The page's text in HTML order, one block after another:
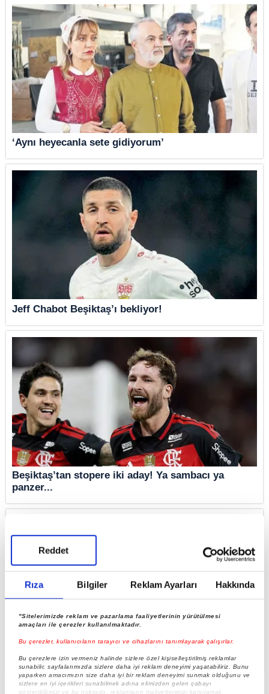
Rıza Bilgiler Reklam Ayarları Hakkında
"Sitelerimizde reklam ve pazarlama faaliyetlerinin yürütülmesi
amaçları ile çerezler kullanılmaktadır.
Bu çerezler, kullanıcıların tarayıcı ve cihazlarını tanımlayarak çalışırlar.
Bu çerezlere izin vermeniz halinde sizlere özel kişiselleştirilmiş reklamlar
sunabilir, sayfalarımızda sizlere daha iyi reklam deneyimi yaşatabiliriz. Bunu
yaparken amacımızın size daha iyi bir reklam deneyimi sunmak olduğunu ve
sizlere en iyi içerikleri sunabilmek adına elimizden gelen çabayı
gösterdiğimizi ve bu noktada, reklamların maliyetlerimizi karşılamak
Reddet
‘Aynı heyecanla sete gidiyorum’
Jeff Chabot Beşiktaş’ı bekliyor!
Beşiktaş’tan stopere iki aday! Ya sambacı ya
panzer...
Ya sambacı ya panzer!